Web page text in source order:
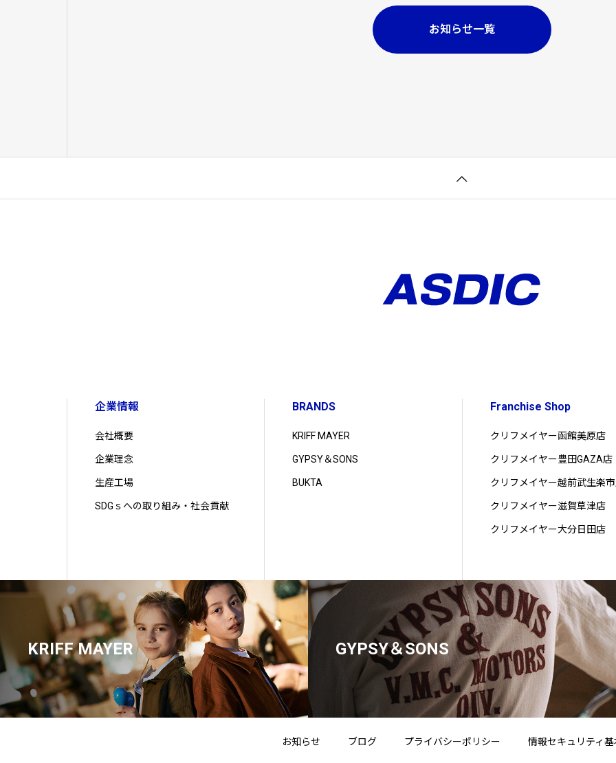
お知らせ一覧
企業情報
会社概要
企業理念
生産工場
SDGｓへの取り組み・社会貢献
BRANDS
KRIFF MAYER
GYPSY＆SONS
BUKTA
Franchise Shop
クリフメイヤー函館美原店
クリフメイヤー豊田GAZA店
クリフメイヤー越前武生楽
クリフメイヤー滋賀草津店
クリフメイヤー大分日田店
KRIFF MAYER GYPSY＆SONS
お知らせ ブログ プライバシーポリシー 情報セキュリティ基